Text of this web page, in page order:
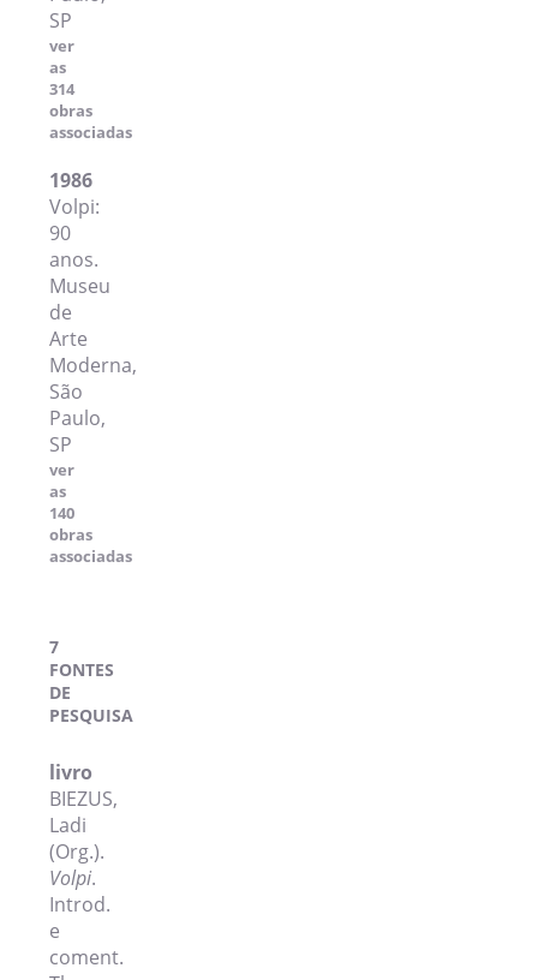
SP
ver
as
314
obras
associadas
1986
Volpi:
90
anos.
Museu
de
Arte
Moderna,
São
Paulo,
SP
ver
as
140
obras
associadas
7
FONTES
DE
PESQUISA
livro
BIEZUS,
Ladi
(Org.).
Volpi.
Introd.
e
coment.